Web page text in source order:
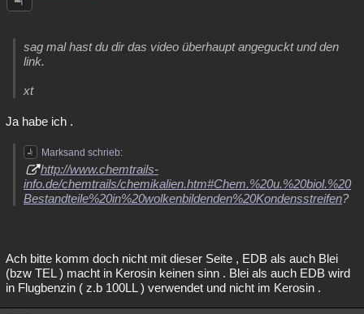
Musik Allmystery
sag mal hast du dir das video überhaupt angeguckt und den
link.
xt
Ja habe ich .
Marksand schrieb:
http://www.chemtrails-
info.de/chemtrails/chemikalien.htm#Chem.%20u.%20biol.%20
Bestandteile%20in%20wolkenbildenden%20Kondensstreifen?
Ach bitte komm doch nicht mit dieser Seite , EDB als auch Blei
(bzw TEL ) macht in Kerosin keinen sinn . Blei als auch EDB wird
in Flugbenzin ( z.b 100LL ) verwendet und nicht im Kerosin .